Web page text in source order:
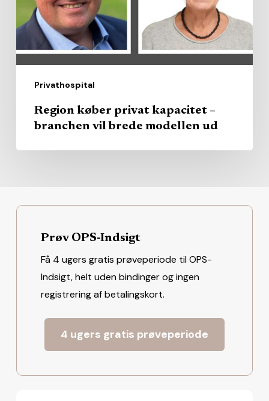
Privathospital
brede
modellen
Region køber privat kapacitet –
branchen vil brede modellen ud
Prøv OPS-Indsigt
Få 4 ugers gratis prøveperiode til OPS-
Indsigt, helt uden bindinger og ingen
registrering af betalingskort.
4 ugers gratis prøveperiode